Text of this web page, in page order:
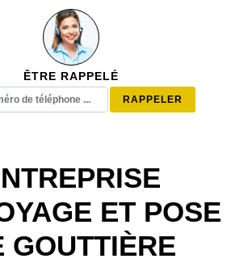
ÊTRE RAPPELÉ
ET POSE
GOUTTIÈRE